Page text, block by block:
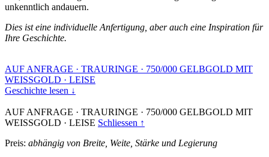
unkenntlich andauern.
Dies ist eine individuelle Anfertigung, aber auch eine Inspiration für
Ihre Geschichte.
AUF ANFRAGE · TRAURINGE · 750/000 GELBGOLD MIT
WEISSGOLD · LEISE
Geschichte lesen ↓
AUF ANFRAGE · TRAURINGE · 750/000 GELBGOLD MIT
WEISSGOLD · LEISE Schliessen ↑
Preis: abhängig von Breite, Weite, Stärke und Legierung